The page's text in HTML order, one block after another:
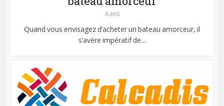
6 ans
Quand vous envisagez d’acheter un bateau amorceur, il
s’avère impératif de...